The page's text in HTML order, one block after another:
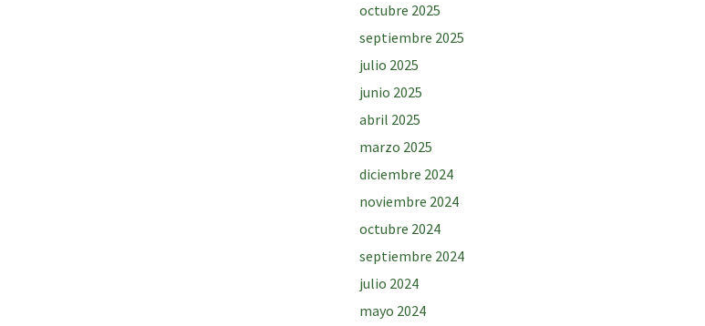
octubre 2025
septiembre 2025
julio 2025
junio 2025
abril 2025
marzo 2025
diciembre 2024
noviembre 2024
octubre 2024
septiembre 2024
julio 2024
mayo 2024